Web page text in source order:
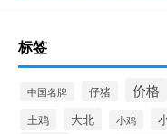
标签
中国名牌 仔猪 价格
土鸡 大北 小鸡